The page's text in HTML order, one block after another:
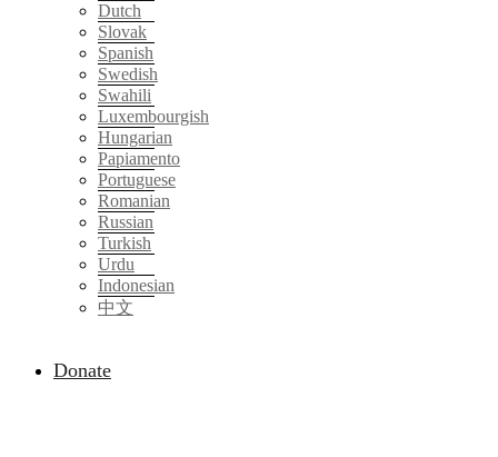
Dutch
Slovak
Spanish
Swedish
Swahili
Luxembourgish
Hungarian
Papiamento
Portuguese
Romanian
Russian
Turkish
Urdu
Indonesian
中文
Donate